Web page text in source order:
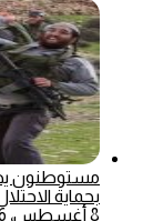
مستوطنون
بحماية
8 أغسطس، 2026